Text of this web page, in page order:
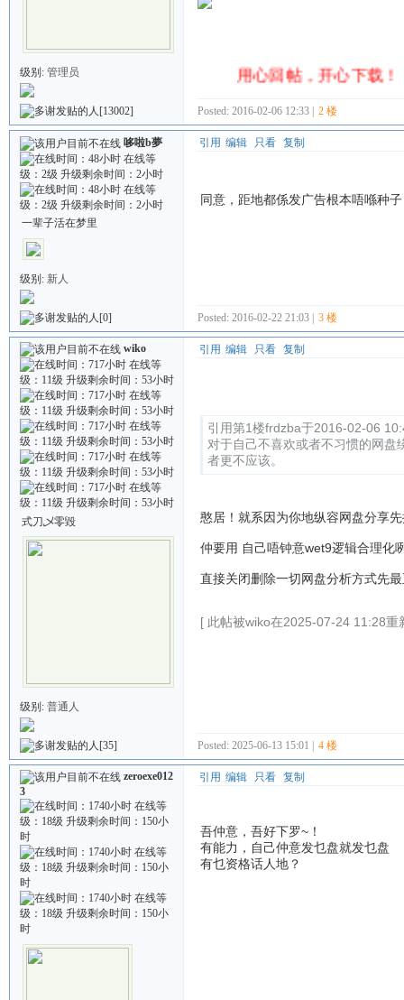
级别: 管理员
[13002]
用心回帖，开心下载
Posted: 2016-02-06 12:33 | 2 楼
哆啦b夢
一辈子活在梦里
级别: 新人
[0]
引用 编辑 只看 复制
同意，距地都係发广告根本唔喺种
Posted: 2016-02-22 21:03 | 3 楼
wiko
式刀乄零毀
级别: 普通人
[35]
引用 编辑 只看 复制
引用第1楼frdzba于2016-02-06
对于自己不喜欢或者不习惯的网
者更不应该。
憨居！就系因为你地纵容网盘分享
仲要用 自己唔钟意wet9逻辑合理化
直接关闭删除一切网盘分析方式先
[ 此帖被wiko在2025-07-24 11:28重
Posted: 2025-06-13 15:01 | 4 楼
zeroexe012
3
引用 编辑 只看 复制
吾仲意，吾好下罗~！
有能力，自己仲意发乜盘就发乜盘
有乜资格话人地？